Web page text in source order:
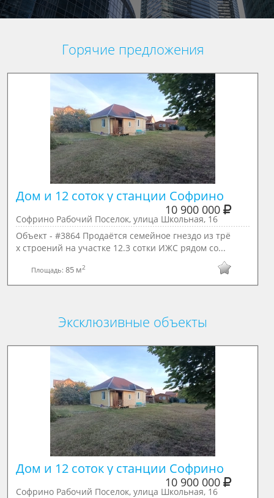
Горячие предложения
Дом и 12 соток у станции Софрино
10 900 000
Софрино Рабочий Поселок, улица Школьная, 16
Объект - #3864 Продаётся семейное гнездо из трё
х строений на участке 12.3 сотки ИЖС рядом со...
Площадь:85 м2
Эксклюзивные объекты
Дом и 12 соток у станции Софрино
10 900 000
Софрино Рабочий Поселок, улица Школьная, 16